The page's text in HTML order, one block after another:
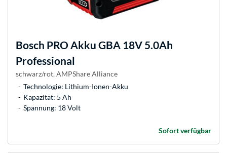
Bosch PRO Akku GBA 18V 5.0Ah
Professional
schwarz/rot, AMPShare Alliance
Technologie: Lithium-Ionen-Akku
Kapazität: 5 Ah
Spannung: 18 Volt
Sofort verfügbar